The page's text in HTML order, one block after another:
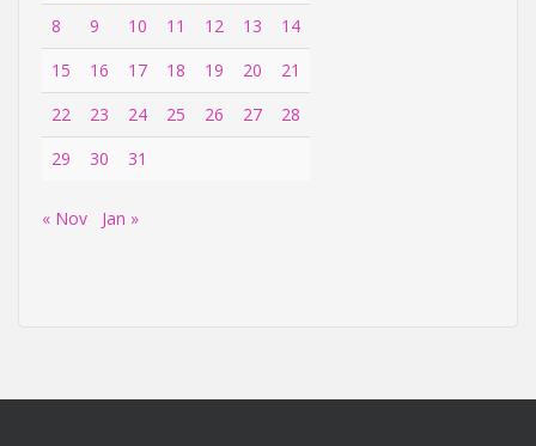
8
9 10 11 12 13
14
15
16 17 18 19 20
21
22
23 24 25 26 27
28
29
30 31
« Nov Jan »